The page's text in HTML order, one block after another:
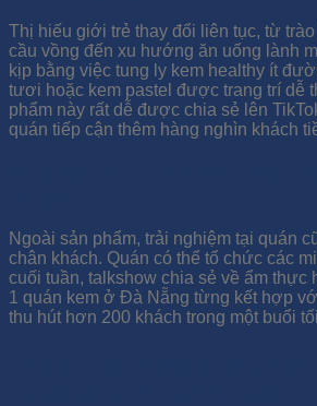
Thị hiếu giới trẻ thay đổi liên tục, từ
cầu vồng đến xu hướng ăn uống lành
kịp bằng việc tung ly kem healthy ít
tươi hoặc kem pastel được trang trí dễ
phẩm này rất dễ được chia sẻ lên
quán tiếp cận thêm hàng nghìn khách
Ngoài sản phẩm, trải nghiệm tại quán
chân khách. Quán có thể tổ chức các
cuối tuần, talkshow chia sẻ về ẩm thực
1 quán kem ở Đà Nẵng từng kết hợp
thu hút hơn 200 khách trong một buổi